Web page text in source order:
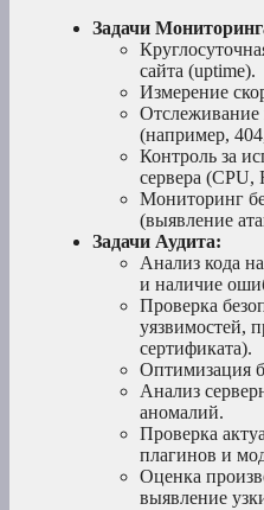
Задачи
сайта (uptime).
Измерение
Отслеживание
(например,
Контроль за
сервера
Мониторинг
(выявление
Задачи Аудита:
Анализ кода
и наличие
Проверка
уязвимостей,
сертификата).
Оптимизация
Анализ
аномалий.
Проверка
плагинов и
Оценка
выявление